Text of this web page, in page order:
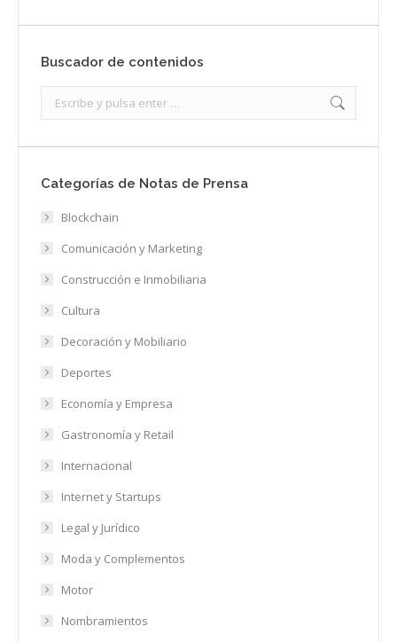
Buscador de contenidos
Categorías de Notas de Prensa
Blockchain
Comunicación y Marketing
Construcción e Inmobiliaria
Cultura
Decoración y Mobiliario
Deportes
Economía y Empresa
Gastronomía y Retail
Internacional
Internet y Startups
Legal y Jurídico
Moda y Complementos
Motor
Nombramientos